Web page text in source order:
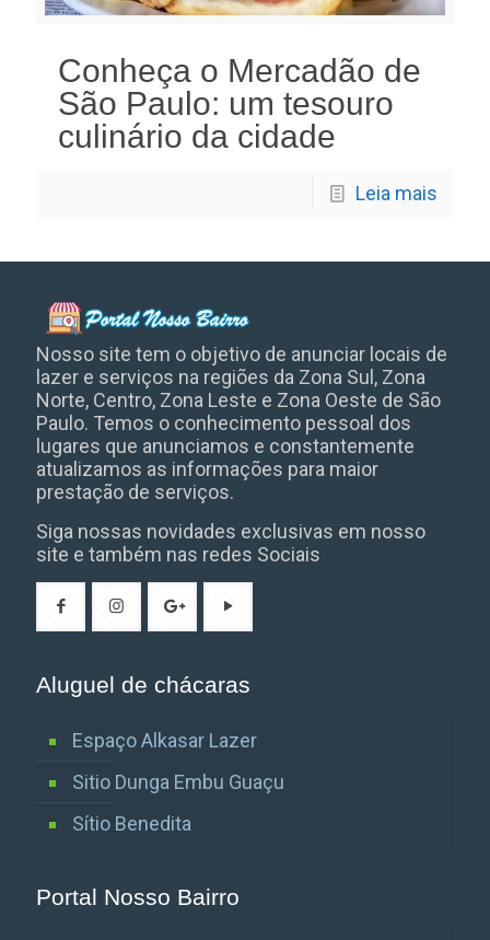
Conheça o Mercadão de
São Paulo: um tesouro
culinário da cidade
Leia mais
Nosso site tem o objetivo de anunciar locais de
lazer e serviços na regiões da Zona Sul, Zona
Norte, Centro, Zona Leste e Zona Oeste de São
Paulo. Temos o conhecimento pessoal dos
lugares que anunciamos e constantemente
atualizamos as informações para maior
prestação de serviços.
Siga nossas novidades exclusivas em nosso
site e também nas redes Sociais
Aluguel de chácaras
Espaço Alkasar Lazer
Sitio Dunga Embu Guaçu
Sítio Benedita
Portal Nosso Bairro